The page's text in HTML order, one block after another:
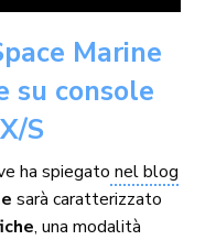
Marine
su console
S
ha spiegato nel blog
sarà caratterizzato
, una modalità